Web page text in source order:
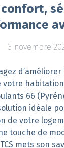
confort,
3 novembre
votre habitation
66
idéale
de votre
touche de
mets son